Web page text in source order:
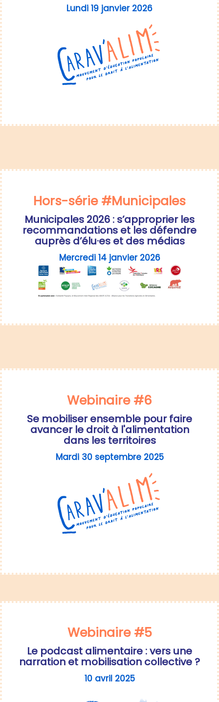
Lundi 19 janvier 2026
Hors-série #Municipales
Municipales 2026 : s’approprier les
recommandations et les défendre
auprès d’élu·es et des médias
Mercredi 14 janvier 2026
Webinaire #6
Se mobiliser ensemble pour faire
avancer le droit à l'alimentation
dans les territoires
Mardi 30 septembre 2025
Webinaire #5
Le podcast alimentaire : vers une
narration et mobilisation collective ?
10 avril 2025